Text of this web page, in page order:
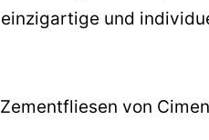
einzigartige und
Zementfliesen von